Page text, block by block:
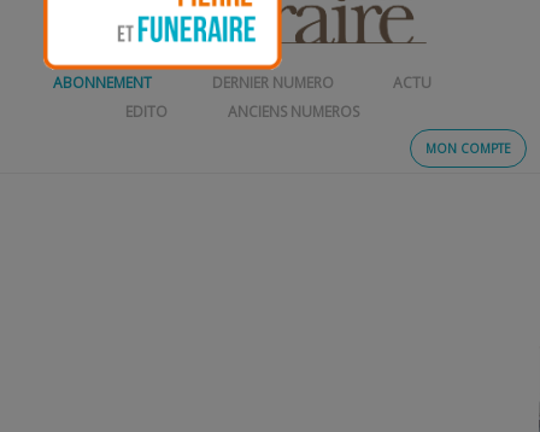
MON COMPTE
ABONNEMENT DERNIER NUMERO
ACTU
EDITO
ANCIENS NUMEROS